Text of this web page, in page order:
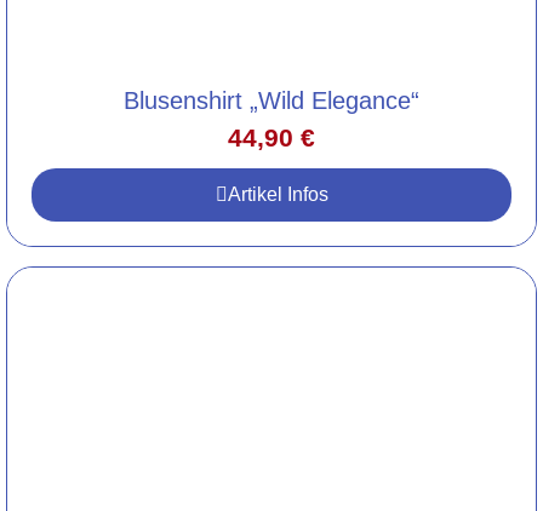
Blusenshirt „Wild Elegance“
44,90 €
Artikel Infos